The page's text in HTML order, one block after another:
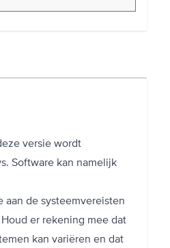
versie wordt
Software kan namelijk
de systeemvereisten
er rekening mee dat
kan variëren en dat